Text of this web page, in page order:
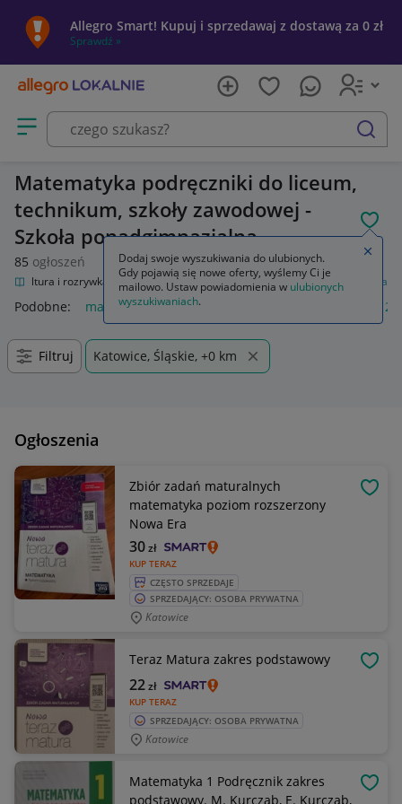
Allegro Smart! Kupuj i sprzedawaj z dostawą za 0 zł
Sprawdź »
Otwórz menu z kategoriami
szukaj
Matematyka podręczniki do liceum,
technikum, szkoły zawodowej -
Szkoła ponadgimnazjalna
85 ogłoszeń
Kultura i rozrywka Podręczniki szkolne Szkoła średnia Matematyka
Podobne: matematyka nowa matematyka 1 matematyka 2
Filtruj Katowice, Śląskie, +0 km
Ogłoszenia
Zbiór zadań maturalnych
matematyka poziom rozszerzony
Nowa Era
KUP TERAZ
30zł
CZĘSTO SPRZEDAJE
SPRZEDAJĄCY: OSOBA PRYWATNA
Katowice
Teraz Matura zakres podstawowy
KUP TERAZ
22zł
SPRZEDAJĄCY: OSOBA PRYWATNA
Katowice
Matematyka 1 Podręcznik zakres
podstawowy. M. Kurczab, E. Kurczab,
Dodaj swoje wyszukiwania do ulubionych.
Gdy pojawią się nowe oferty, wyślemy Ci je
mailowo. Ustaw powiadomienia w ulubionych
wyszukiwaniach.